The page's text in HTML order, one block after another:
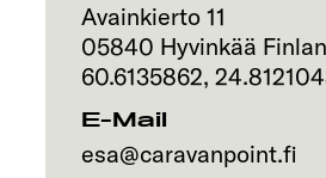
Avainkierto 11
05840 Hyvinkää
60.6135862,
E-Mail
esa@caravanpoint.fi